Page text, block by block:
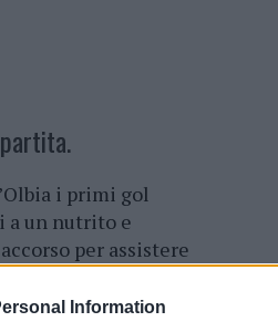
Information
i primi gol
a un nutrito e
per assistere